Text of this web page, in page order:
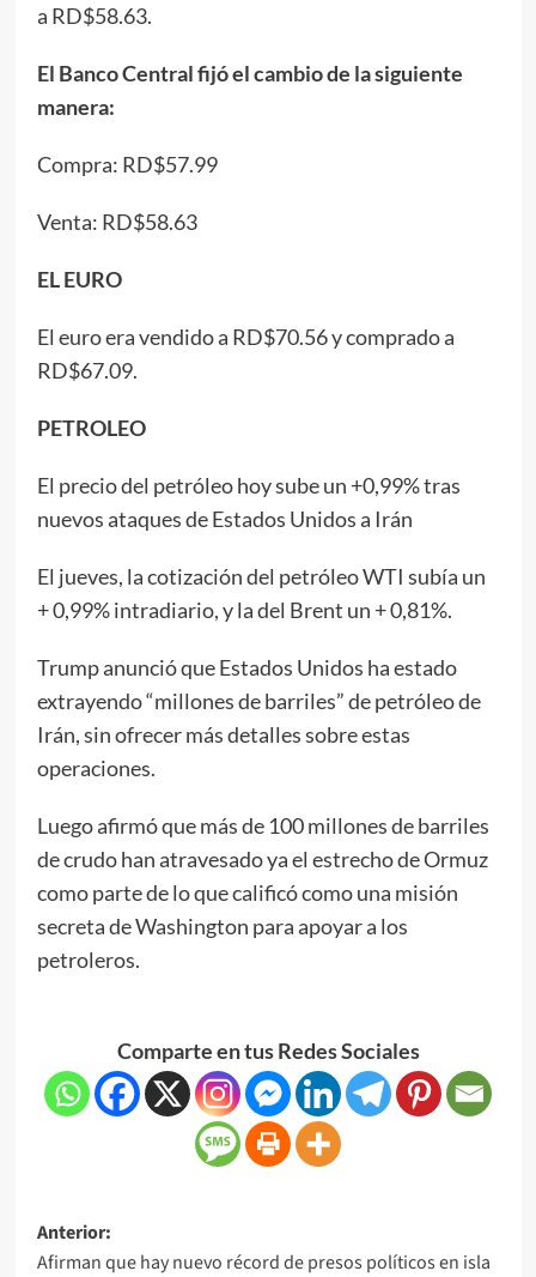
a RD$58.63.
El Banco Central fijó el cambio de la siguiente
manera:
Compra: RD$57.99
Venta: RD$58.63
EL EURO
El euro era vendido a RD$70.56 y comprado a
RD$67.09.
PETROLEO
El precio del petróleo hoy sube un +0,99% tras
nuevos ataques de Estados Unidos a Irán
El jueves, la cotización del petróleo WTI subía un
+ 0,99% intradiario, y la del Brent un + 0,81%.
Trump anunció que Estados Unidos ha estado
extrayendo “millones de barriles” de petróleo de
Irán, sin ofrecer más detalles sobre estas
operaciones.
Luego afirmó que más de 100 millones de barriles
de crudo han atravesado ya el estrecho de Ormuz
como parte de lo que calificó como una misión
secreta de Washington para apoyar a los
petroleros.
Comparte en tus Redes Sociales
Anterior:
Afirman que hay nuevo récord de presos políticos en isla